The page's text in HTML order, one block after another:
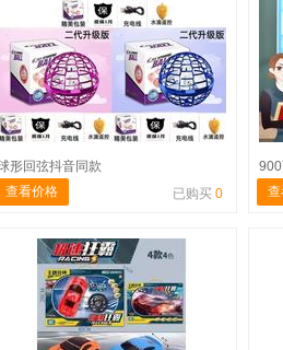
形回弦抖音同款
查看价格
已购买 0